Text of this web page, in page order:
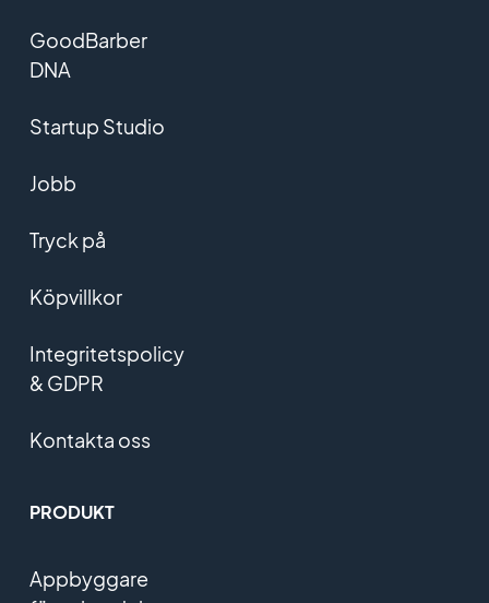
GoodBarber
DNA
Startup Studio
Jobb
Tryck på
Köpvillkor
Integritetspolicy
& GDPR
Kontakta oss
PRODUKT
Appbyggare